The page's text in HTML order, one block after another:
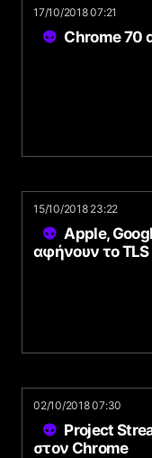
17/10/2018 07:21
Chrome 70
15/10/2018 23:22
Apple,
αφήνουν το TLS
02/10/2018 07:30
Project
στον Chrome